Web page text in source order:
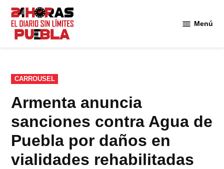
Saltar
contenido
Menú
PUBLICADO
EN
CARROUSEL
Armenta anuncia
sanciones contra Agua de
Puebla por daños en
vialidades rehabilitadas